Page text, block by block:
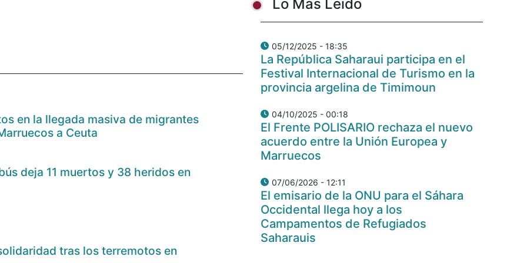
en la llegada masiva de migrantes
a Ceuta
deja 11 muertos y 38 heridos en
tras los terremotos en
Lo Más Leido
05/12/2025 - 18:35
La República Saharaui participa en el
Festival Internacional de Turismo en la
provincia argelina de Timimoun
04/10/2025 - 00:18
El Frente POLISARIO rechaza el nuevo
acuerdo entre la Unión Europea y
Marruecos
07/06/2026 - 12:11
El emisario de la ONU para el Sáhara
Occidental llega hoy a los
Campamentos de Refugiados
Saharauis